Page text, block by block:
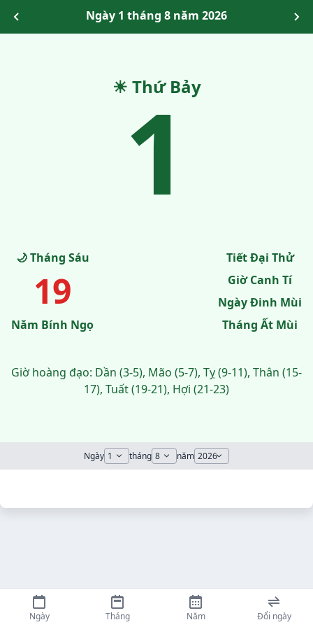
Ngày 1 tháng 8 năm 2026
☀ Thứ Bảy
1
🌙 Tháng Sáu
19
Năm Bính Ngọ
Tiết Đại Thử
Giờ Canh Tí
Ngày Đinh Mùi
Tháng Ất Mùi
Giờ hoàng đạo: Dần (3-5), Mão (5-7), Tỵ (9-11), Thân (15-
17), Tuất (19-21), Hợi (21-23)
Ngày tháng năm
Ngày Tháng Năm Đổi ngày